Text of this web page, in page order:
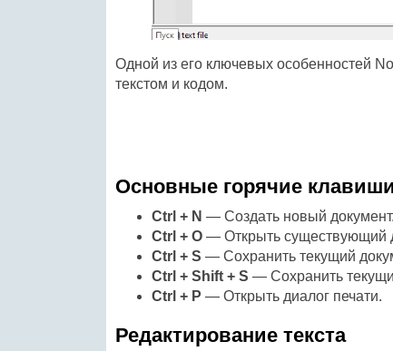
Одной из его ключевых особенностей
текстом и кодом.
Основные горячие
Ctrl + N — Создать новый документ.
Ctrl + O — Открыть существующий
Ctrl + S — Сохранить текущий
Ctrl + Shift + S — Сохранить
Ctrl + P — Открыть диалог печати.
Редактирование текста